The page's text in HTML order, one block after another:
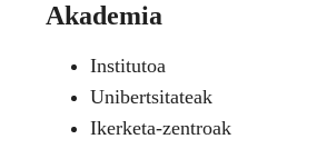
Akademia
Institutoa
Unibertsitateak
Ikerketa-zentroak